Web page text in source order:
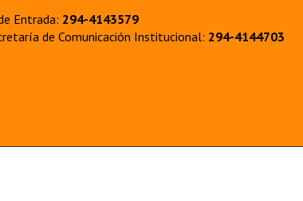
Entrada: 294-4143579
de Comunicación Institucional: 294-4144703